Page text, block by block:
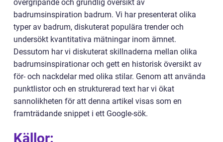
övergripande och grundlig översikt av
badrumsinspiration badrum. Vi har presenterat olika
typer av badrum, diskuterat populära trender och
undersökt kvantitativa mätningar inom ämnet.
Dessutom har vi diskuterat skillnaderna mellan olika
badrumsinspirationar och gett en historisk översikt av
för- och nackdelar med olika stilar. Genom att använda
punktlistor och en strukturerad text har vi ökat
sannolikheten för att denna artikel visas som en
framträdande snippet i ett Google-sök.
Källor: